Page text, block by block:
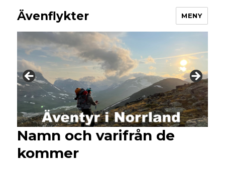
Ävenflykter MENY
Namn och varifrån de
kommer